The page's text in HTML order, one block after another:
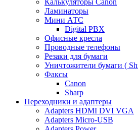
Калькуляторы Canon
Ламинаторы
Мини АТС
Digital PBX
Офисные кресла
Проводные телефоны
Резаки для бумаги
Уничтожители бумаги (
Факсы
Canon
Sharp
Переходники и адаптеры
Adapters HDMI DVI VGA
Adapters Micro-USB